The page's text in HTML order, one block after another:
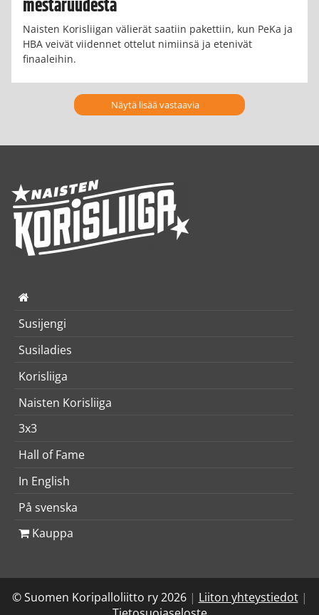
mestaruudesta
Naisten Korisliigan välierät saatiin pakettiin, kun PeKa ja
HBA veivät viidennet ottelut nimiinsä ja etenivät
finaaleihin.
Näytä lisää vastaavia
Susijengi
Susiladies
Korisliiga
Naisten Korisliiga
3x3
Hall of Fame
In English
På svenska
Kauppa
© Suomen Koripalloliitto ry 2026 | Liiton yhteystiedot |